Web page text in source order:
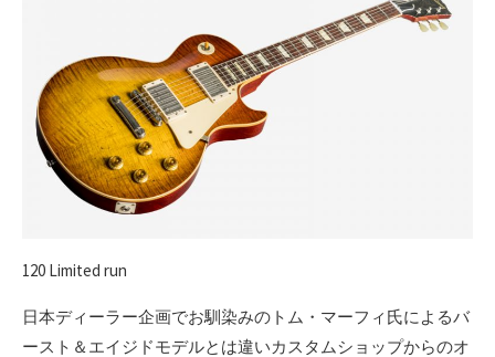
120 Limited run
日本ディーラー企画でお馴染みのトム・マーフィ氏によるバ
ースト＆エイジドモデルとは違いカスタムショップからのオ